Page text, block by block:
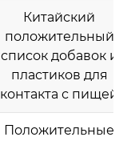
Китайский
положительный
список добавок и
пластиков для
контакта с пищей
Положительные